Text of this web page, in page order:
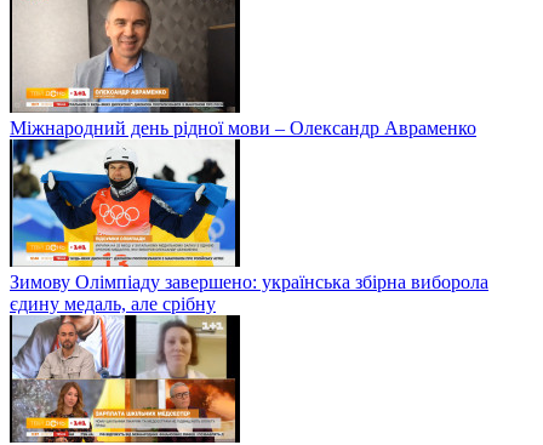
Міжнародний день рідної мови – Олександр Авраменко
Зимову Олімпіаду завершено: українська збірна виборола
єдину медаль, але срібну